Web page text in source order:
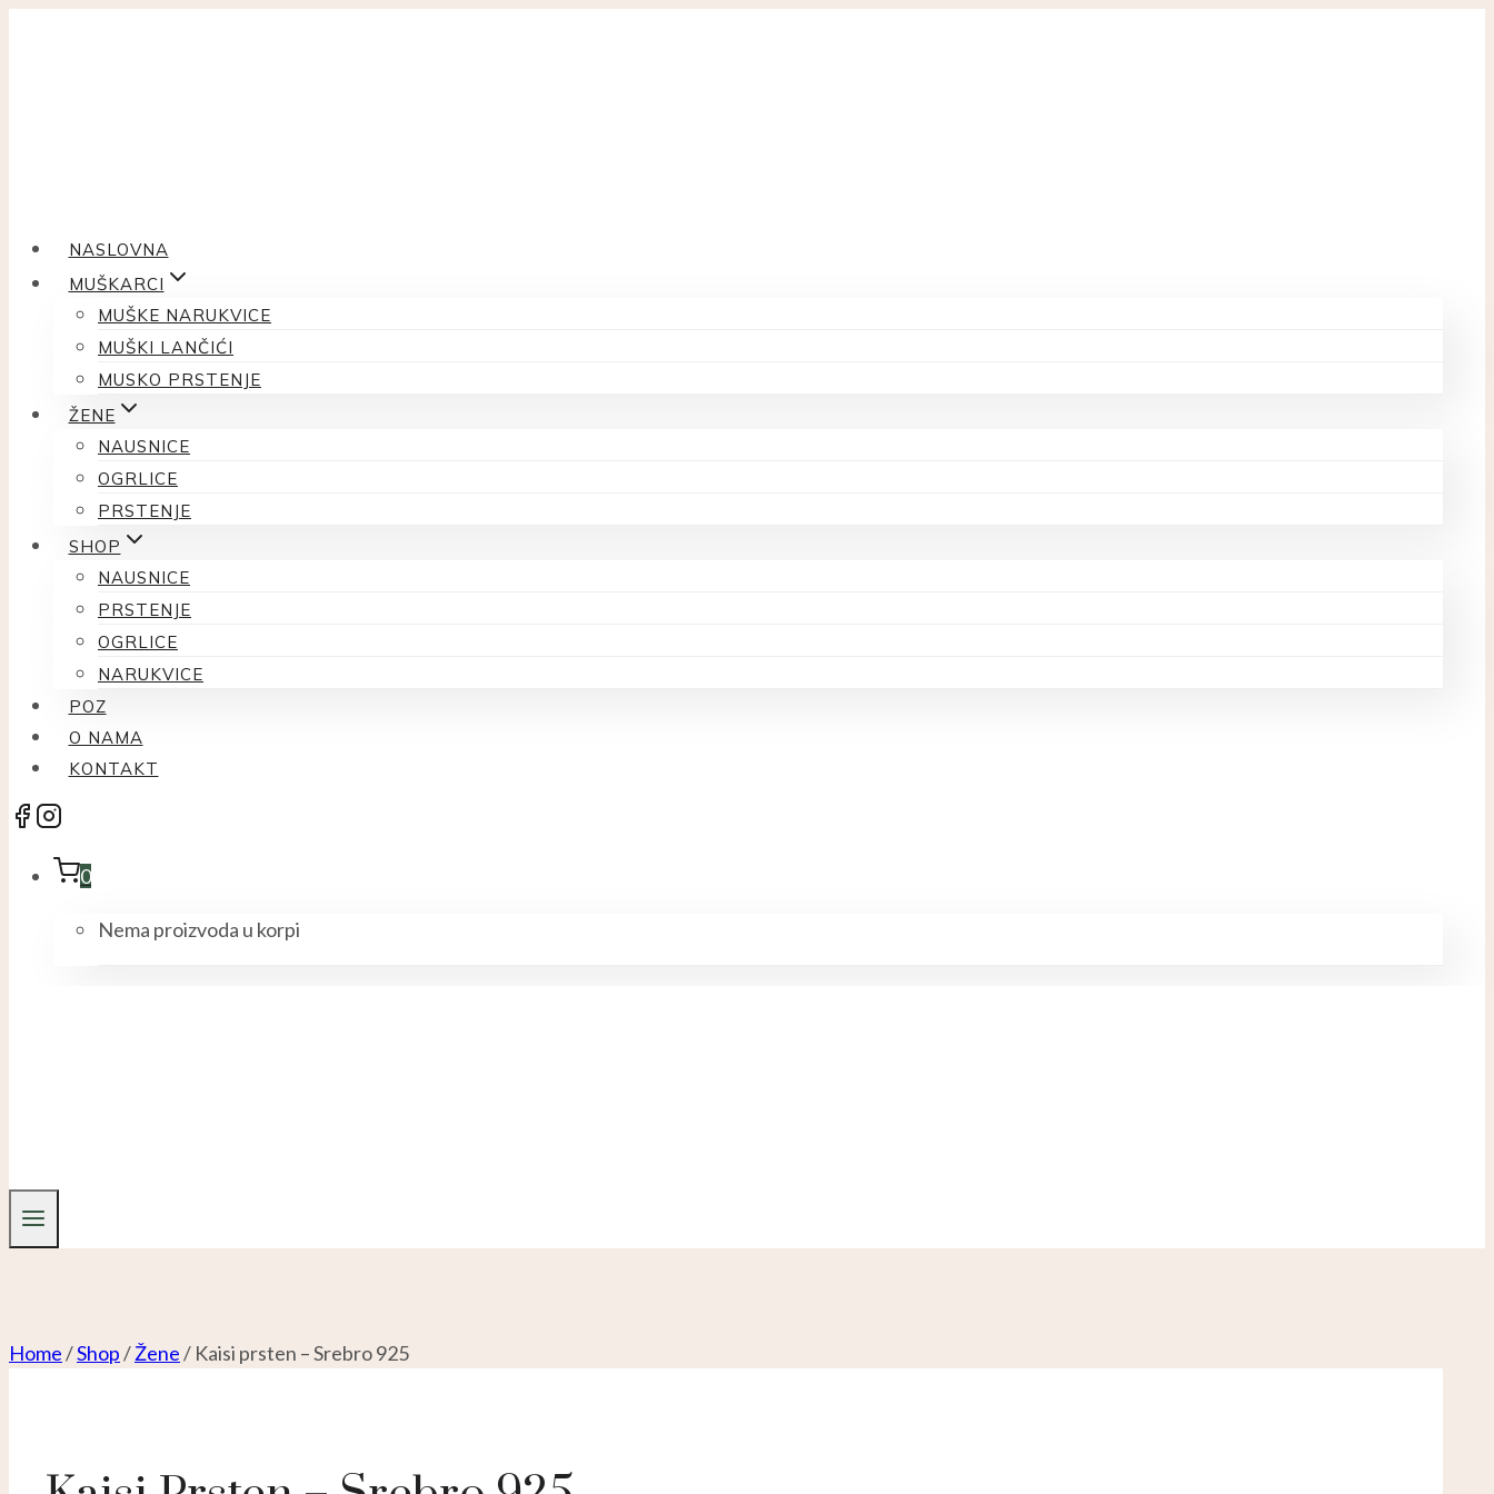
NASLOVNA
MUŠKARCI
MUŠKE NARUKVICE
MUŠKI LANČIĆI
MUSKO PRSTENJE
ŽENE
NAUSNICE
OGRLICE
PRSTENJE
SHOP
NAUSNICE
PRSTENJE
OGRLICE
NARUKVICE
POZ
O NAMA
KONTAKT
0
Nema proizvoda u korpi
Home/Shop/Žene/ Kaisi prsten – Srebro 925